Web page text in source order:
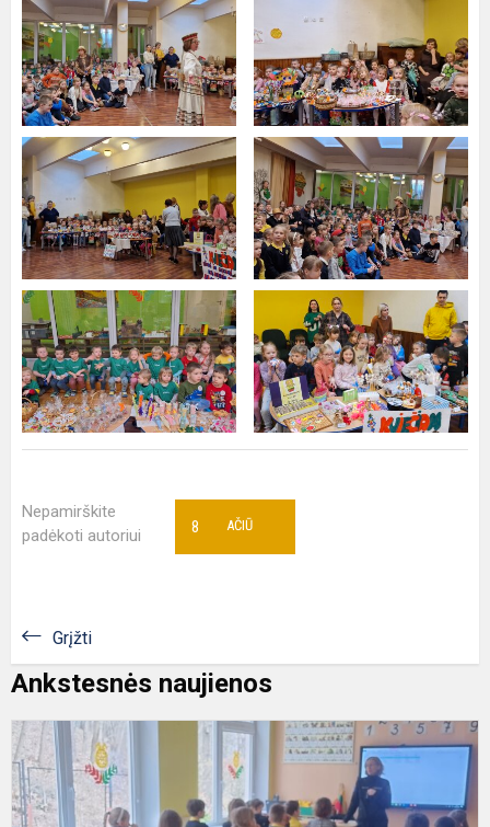
Nepamirškite
padėkoti autoriui
AČIŪ
8
Grįžti
Ankstesnės naujienos